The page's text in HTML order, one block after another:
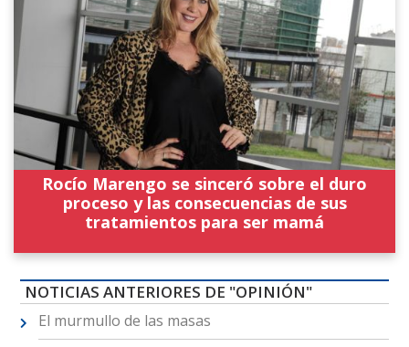
Rocío Marengo se sinceró sobre el duro
proceso y las consecuencias de sus
tratamientos para ser mamá
NOTICIAS ANTERIORES DE "OPINIÓN"
El murmullo de las masas